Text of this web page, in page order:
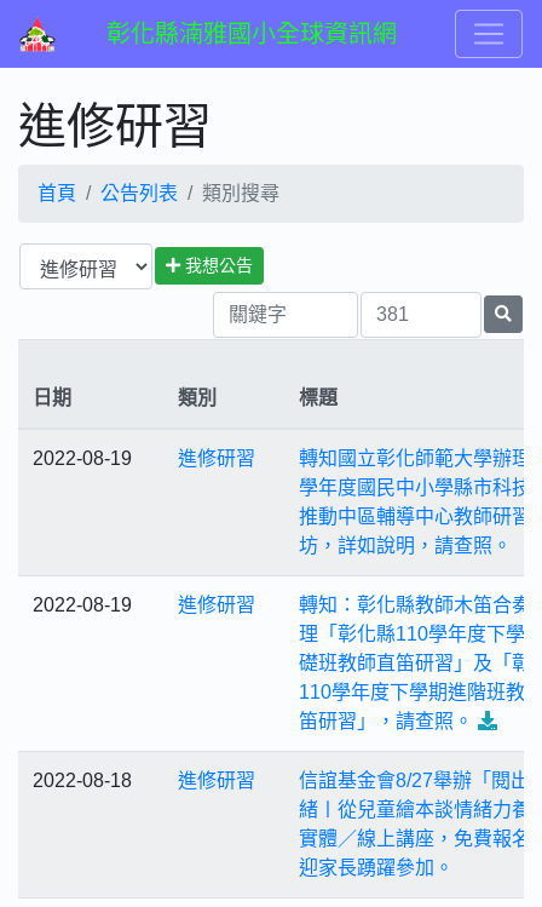
彰化縣湳雅國小全球資訊網
進修研習
首頁 公告列表 類別搜尋
我想公告
日期 類別 標題
2022-08-19 進修研習
轉知國立彰化師範大學辦理
學年度國民中小學縣市科技
推動中區輔導中心教師研習
坊，詳如說明，請查照。
2022-08-19 進修研習
轉知：彰化縣教師木笛合奏
理「彰化縣110學年度下學
礎班教師直笛研習」及「彰
110學年度下學期進階班教
笛研習」，請查照。
2022-08-18 進修研習
信誼基金會8/27舉辦「閱出
緒〡從兒童繪本談情緒力養
實體／線上講座，免費報名
迎家長踴躍參加。